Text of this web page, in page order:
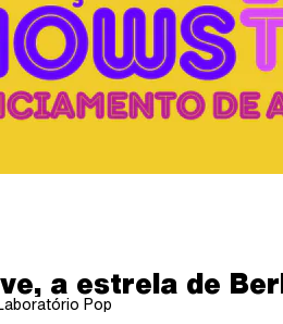
a estrela de
Pop